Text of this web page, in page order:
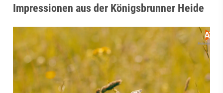
Impressionen aus der Königsbrunner Heide